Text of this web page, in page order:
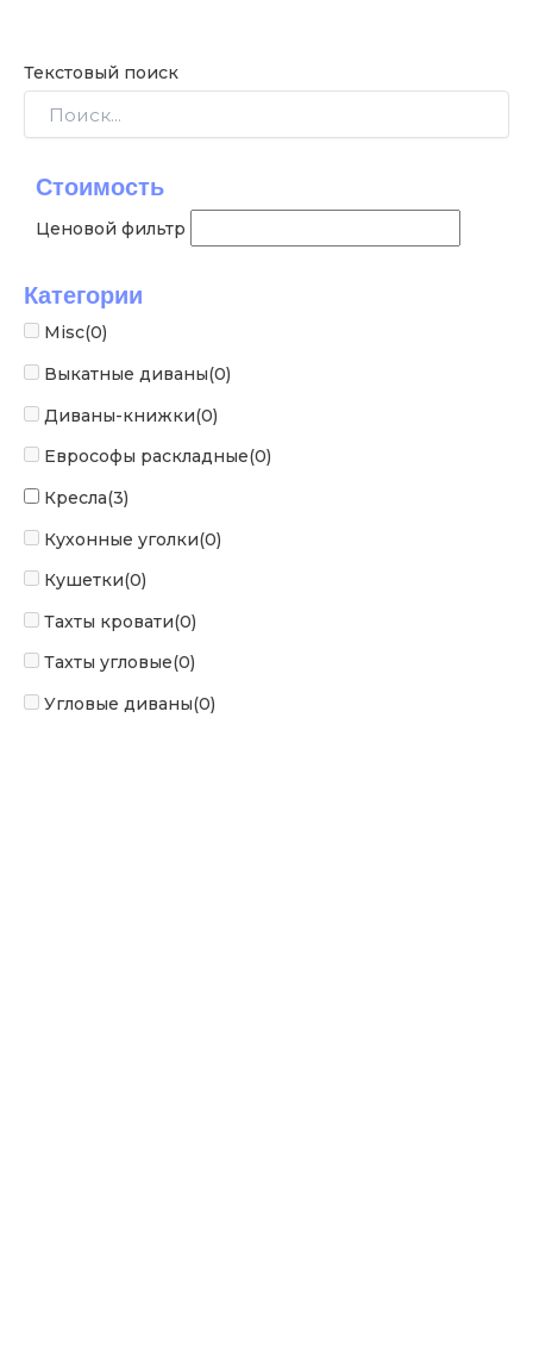
Текстовый поиск
Стоимость
Ценовой фильтр
Категории
Misc(0)
Выкатные диваны(0)
Диваны-книжки(0)
Еврософы раскладные(0)
Кресла(3)
Кухонные уголки(0)
Кушетки(0)
Тахты кровати(0)
Тахты угловые(0)
Угловые диваны(0)